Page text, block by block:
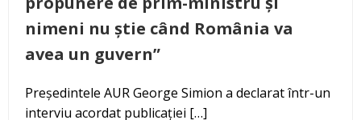
nimeni nu știe când România va
avea un guvern”
Președintele AUR George Simion a declarat într-un
interviu acordat publicației […]